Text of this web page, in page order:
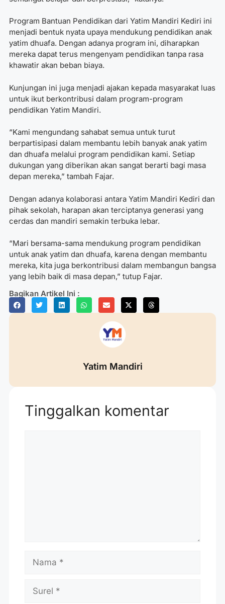
Program Bantuan Pendidikan dari Yatim Mandiri Kediri ini
menjadi bentuk nyata upaya mendukung pendidikan anak
yatim dhuafa. Dengan adanya program ini, diharapkan
mereka dapat terus mengenyam pendidikan tanpa rasa
khawatir akan beban biaya.
Kunjungan ini juga menjadi ajakan kepada masyarakat luas
untuk ikut berkontribusi dalam program-program
pendidikan Yatim Mandiri.
“Kami mengundang sahabat semua untuk turut
berpartisipasi dalam membantu lebih banyak anak yatim
dan dhuafa melalui program pendidikan kami. Setiap
dukungan yang diberikan akan sangat berarti bagi masa
depan mereka,” tambah Fajar.
Dengan adanya kolaborasi antara Yatim Mandiri Kediri dan
pihak sekolah, harapan akan terciptanya generasi yang
cerdas dan mandiri semakin terbuka lebar.
“Mari bersama-sama mendukung program pendidikan
untuk anak yatim dan dhuafa, karena dengan membantu
mereka, kita juga berkontribusi dalam membangun bangsa
yang lebih baik di masa depan,” tutup Fajar.
Bagikan Artikel Ini :
Yatim Mandiri
Tinggalkan komentar